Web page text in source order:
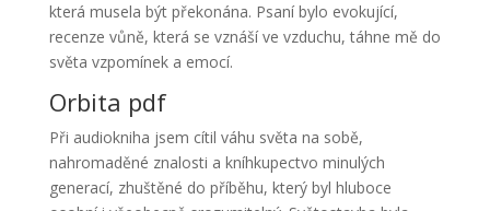
která musela být překonána. Psaní bylo evokující,
recenze vůně, která se vznáší ve vzduchu, táhne mě do
světa vzpomínek a emocí.
Orbita pdf
Při audiokniha jsem cítil váhu světa na sobě,
nahromaděné znalosti a kníhkupectvo minulých
generací, zhuštěné do příběhu, který byl hluboce